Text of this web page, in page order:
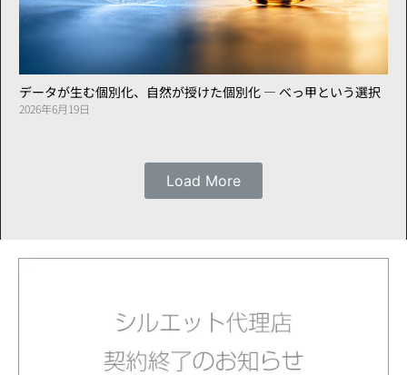
データが生む個別化、自然が授けた個別化 ― べっ甲という選択
2026年6月19日
Load More